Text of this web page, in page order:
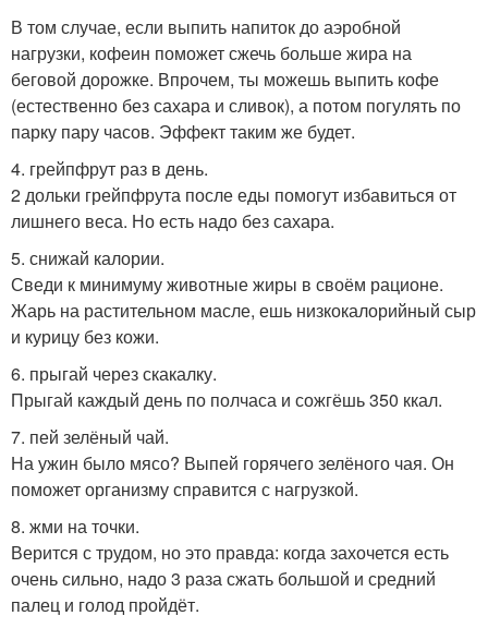
В том случае, если выпить напиток до аэробной
нагрузки, кофеин поможет сжечь больше жира на
беговой дорожке. Впрочем, ты можешь выпить кофе
(естественно без сахара и сливок), а потом погулять по
парку пару часов. Эффект таким же будет.
4. грейпфрут раз в день.
2 дольки грейпфрута после еды помогут избавиться от
лишнего веса. Но есть надо без сахара.
5. снижай калории.
Сведи к минимуму животные жиры в своём рационе.
Жарь на растительном масле, ешь низкокалорийный сыр
и курицу без кожи.
6. прыгай через скакалку.
Прыгай каждый день по полчаса и сожгёшь 350 ккал.
7. пей зелёный чай.
На ужин было мясо? Выпей горячего зелёного чая. Он
поможет организму справится с нагрузкой.
8. жми на точки.
Верится с трудом, но это правда: когда захочется есть
очень сильно, надо 3 раза сжать большой и средний
палец и голод пройдёт.